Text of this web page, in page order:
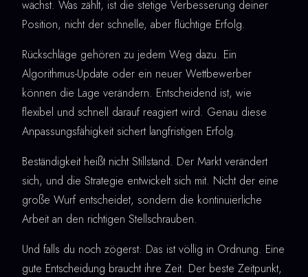
wächst. Was zählt, ist die stetige Verbesserung deiner
Position, nicht der schnelle, aber flüchtige Erfolg.
Rückschläge gehören zu jedem Weg dazu. Ein
Algorithmus-Update oder ein neuer Wettbewerber
können die Lage verändern. Entscheidend ist, wie
flexibel und schnell darauf reagiert wird. Genau diese
Anpassungsfähigkeit sichert langfristigen Erfolg.
Beständigkeit heißt nicht Stillstand. Der Markt verändert
sich, und die Strategie entwickelt sich mit. Nicht der eine
große Wurf entscheidet, sondern die kontinuierliche
Arbeit an den richtigen Stellschrauben.
Und falls du noch zögerst: Das ist völlig in Ordnung. Eine
gute Entscheidung braucht ihre Zeit. Der beste Zeitpunkt,